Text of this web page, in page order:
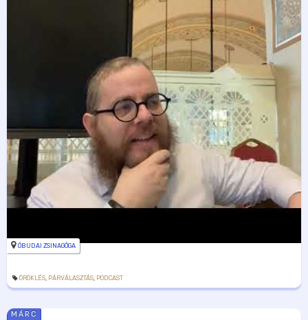
ÓBUDAI ZSINAGÓGA
ÖRÖKLÉS PÁRVÁLASZTÁS PODCAST
MÁRC